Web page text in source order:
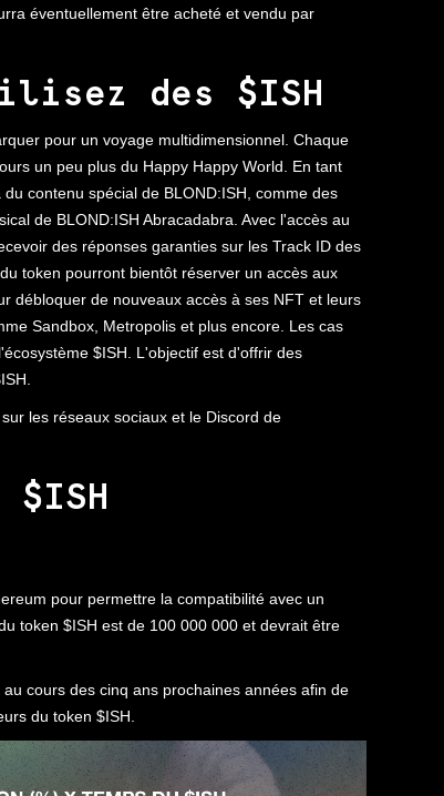
éventuellement être acheté et vendu par
des $ISH
pour un voyage multidimensionnel. Chaque
un peu plus du Happy Happy World. En tant
contenu spécial de BLOND:ISH, comme des
de BLOND:ISH Abracadabra. Avec l'accès au
des réponses garanties sur les Track ID des
token pourront bientôt réserver un accès aux
débloquer de nouveaux accès à ses NFT et leurs
Sandbox, Metropolis et plus encore. Les cas
$ISH. L'objectif est d'offrir des
les réseaux sociaux et le Discord de
pour permettre la compatibilité avec un
token $ISH est de 100 000 000 et devrait être
cours des cinq ans prochaines années afin de
du token $ISH.